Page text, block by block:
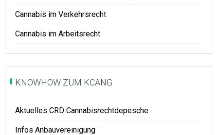
Cannabis im Verkehrsrecht
Cannabis im Arbeitsrecht
KNOWHOW ZUM KCANG
Aktuelles CRD Cannabisrechtdepesche
Infos Anbauvereinigung